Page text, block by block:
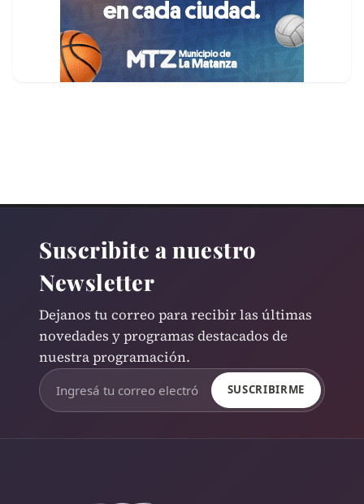
Suscribite a nuestro
Newsletter
Dejanos tu correo para recibir las últimas
novedades y programas destacados de
nuestra programación.
SUSCRIBIRME